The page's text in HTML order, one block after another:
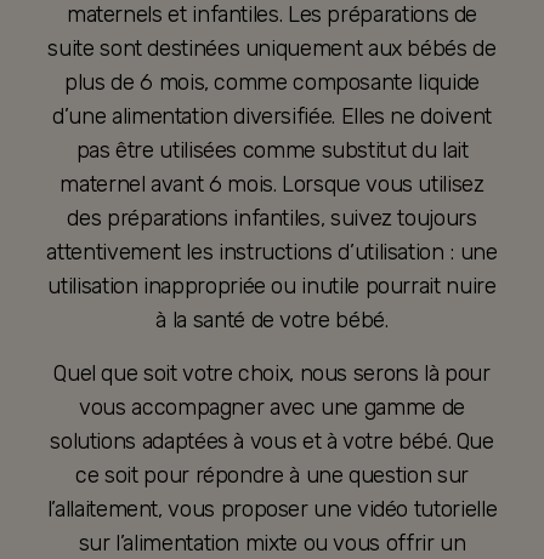
maternels et infantiles. Les préparations de
suite sont destinées uniquement aux bébés de
plus de 6 mois, comme composante liquide
d’une alimentation diversifiée. Elles ne doivent
pas être utilisées comme substitut du lait
maternel avant 6 mois. Lorsque vous utilisez
des préparations infantiles, suivez toujours
attentivement les instructions d’utilisation : une
utilisation inappropriée ou inutile pourrait nuire
à la santé de votre bébé.
Quel que soit votre choix, nous serons là pour
vous accompagner avec une gamme de
solutions adaptées à vous et à votre bébé. Que
ce soit pour répondre à une question sur
l’allaitement, vous proposer une vidéo tutorielle
sur l’alimentation mixte ou vous offrir un